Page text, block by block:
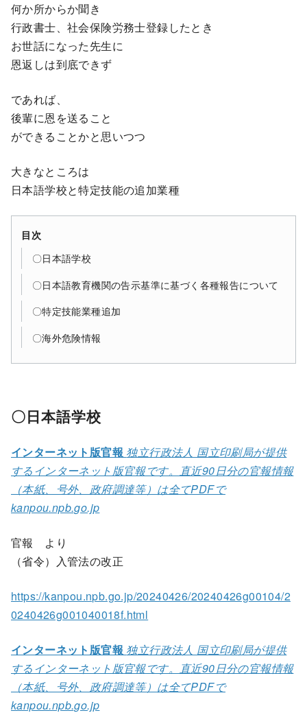
何か所からか聞き
行政書士、社会保険労務士登録したとき
お世話になった先生に
恩返しは到底できず
であれば、
後輩に恩を送ること
ができることかと思いつつ
大きなところは
日本語学校と特定技能の追加業種
目次
〇日本語学校
〇日本語教育機関の告示基準に基づく各種報告について
〇特定技能業種追加
〇海外危険情報
〇日本語学校
インターネット版官報 独立行政法人 国立印刷局が提供
するインターネット版官報です。直近90日分の官報情報
（本紙、号外、政府調達等）は全てPDFで
kanpou.npb.go.jp
官報 より
（省令）入管法の改正
https://kanpou.npb.go.jp/20240426/20240426g00104/2
0240426g001040018f.html
インターネット版官報 独立行政法人 国立印刷局が提供
するインターネット版官報です。直近90日分の官報情報
（本紙、号外、政府調達等）は全てPDFで
kanpou.npb.go.jp